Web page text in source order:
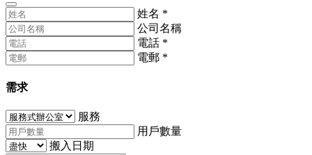
姓名 *
公司名稱
電話 *
電郵 *
需求
服務
用戶數量
搬入日期